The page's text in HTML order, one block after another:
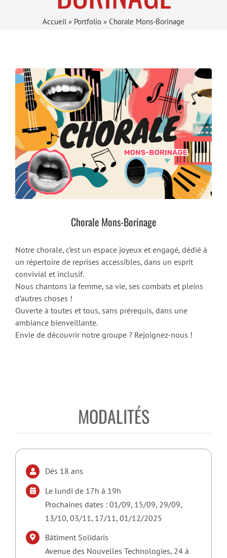
Accueil » Portfolio » Chorale Mons-Borinage
Chorale Mons-Borinage
Notre chorale, c’est un espace joyeux et engagé, dédié à
un répertoire de reprises accessibles, dans un esprit
convivial et inclusif.
Nous chantons la femme, sa vie, ses combats et pleins
d’autres choses !
Ouverte à toutes et tous, sans prérequis, dans une
ambiance bienveillante.
Envie de découvrir notre groupe ? Rejoignez-nous !
MODALITÉS
Dès 18 ans
Le lundi de 17h à 19h
Prochaines dates : 01/09, 15/09, 29/09,
13/10, 03/11, 17/11, 01/12/2025
Bâtiment Solidaris
Avenue des Nouvelles Technologies, 24 à